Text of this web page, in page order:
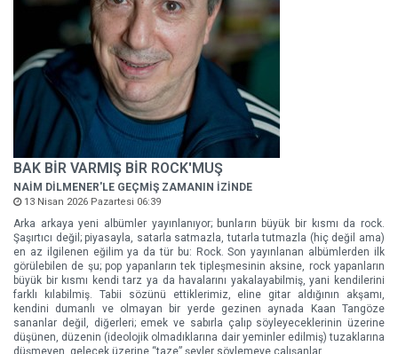
BAK BİR VARMIŞ BİR ROCK'MUŞ
NAİM DİLMENER'LE GEÇMİŞ ZAMANIN İZİNDE
13 Nisan 2026 Pazartesi 06:39
Arka arkaya yeni albümler yayınlanıyor; bunların büyük bir kısmı da rock.
Şaşırtıcı değil; piyasayla, satarla satmazla, tutarla tutmazla (hiç değil ama)
en az ilgilenen eğilim ya da tür bu: Rock. Son yayınlanan albümlerden ilk
görülebilen de şu; pop yapanların tek tipleşmesinin aksine, rock yapanların
büyük bir kısmı kendi tarz ya da havalarını yakalayabilmiş, yani kendilerini
farklı kılabilmiş. Tabii sözünü ettiklerimiz, eline gitar aldığının akşamı,
kendini dumanlı ve olmayan bir yerde gezinen aynada Kaan Tangöze
sananlar değil, diğerleri; emek ve sabırla çalıp söyleyeceklerinin üzerine
düşünen, düzenin (ideolojik olmadıklarına dair yeminler edilmiş) tuzaklarına
düşmeyen, gelecek üzerine “taze” şeyler söylemeye çalışanlar.